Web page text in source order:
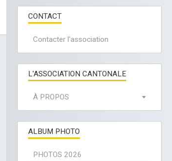
CONTACT
Contacter l'association
L'ASSOCIATION CANTONALE
À PROPOS
ALBUM PHOTO
PHOTOS 2026